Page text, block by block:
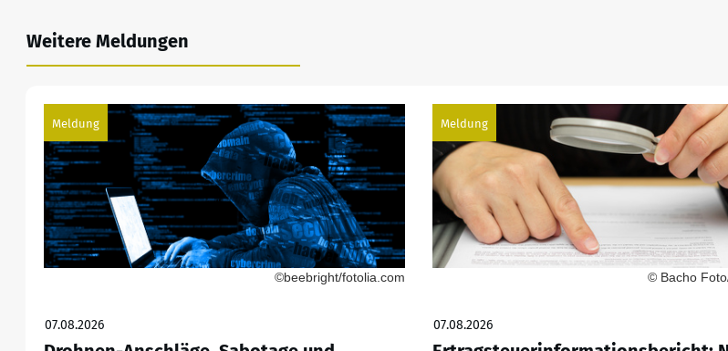
Weitere Meldungen
Meldung
©beebright/fotolia.com
07.08.2026
Meldung
© Bacho
07.08.2026